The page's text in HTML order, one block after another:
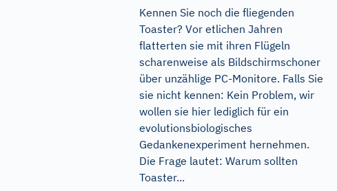
Kennen Sie noch die fliegenden
Toaster? Vor etlichen Jahren
flatterten sie mit ihren Flügeln
scharenweise als Bildschirmschoner
über unzählige PC-Monitore. Falls Sie
sie nicht kennen: Kein Problem, wir
wollen sie hier lediglich für ein
evolutionsbiologisches
Gedankenexperiment hernehmen.
Die Frage lautet: Warum sollten
Toaster...